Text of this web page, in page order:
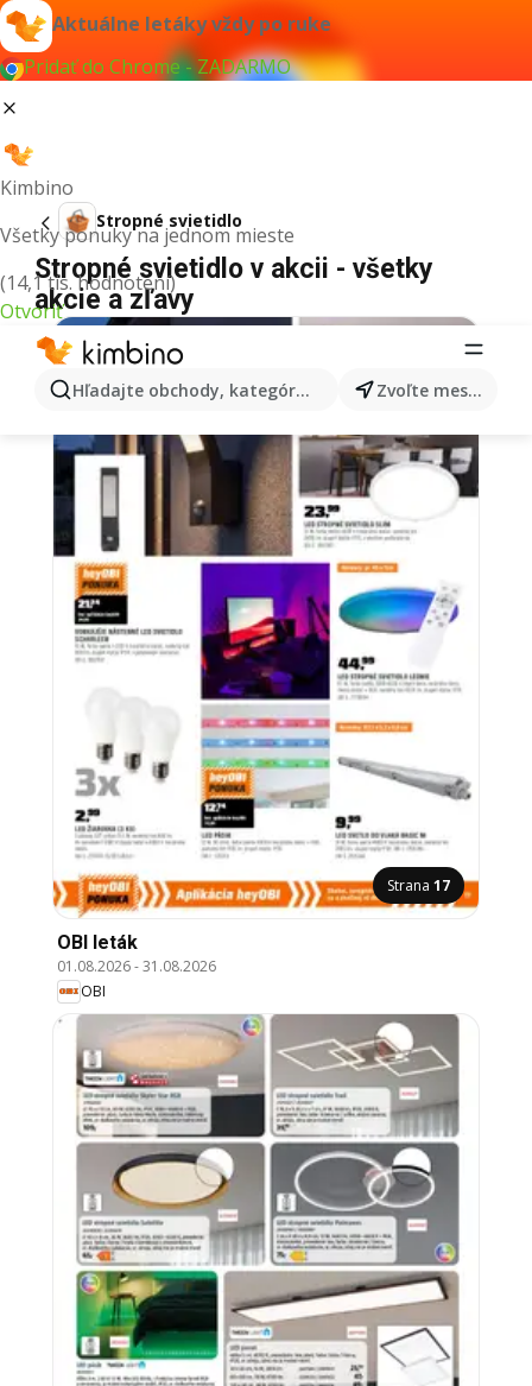
Aktuálne letáky vždy po ruke
Pridať do Chrome - ZADARMO
Kimbino
Všetky ponuky na jednom mieste
(14,1 tis. hodnotení)
Otvoriť
Hľadajte obchody, kategórie, produkty... Zvoľte mesto
Stropné svietidlo
Stropné svietidlo v akcii - všetky
akcie a zľavy
Strana 17
OBI leták
01.08.2026-31.08.2026
OBI